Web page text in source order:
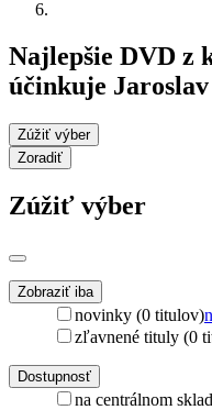
Najlepšie DVD z
účinkuje
Zúžiť výber
Zoradiť
Zúžiť výber
Zobraziť iba
novinky (0 titulov)
zľavnené tituly (0
Dostupnosť
na centrálnom